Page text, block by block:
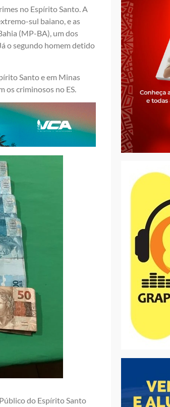
no Espírito Santo. A
sul baiano, e as
(MP-BA), um dos
o segundo homem detido
Santo e em Minas
os criminosos no ES.
do Espírito Santo